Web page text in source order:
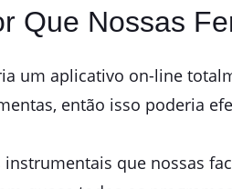
Que Nossas
um aplicativo on-line
então isso poderia
que nossas